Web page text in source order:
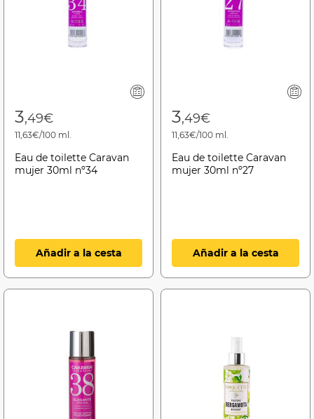
3,49€
11,63€/100 ml.
Eau de toilette Caravan
mujer 30ml nº34
Añadir a la cesta
3,49€
11,63€/100 ml.
Eau de toilette Caravan
mujer 30ml nº27
Añadir a la cesta